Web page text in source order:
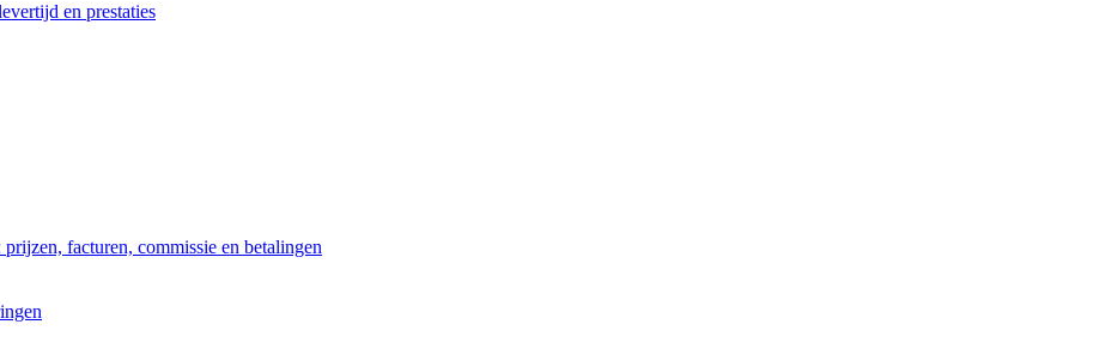
en prestaties
facturen, commissie en betalingen